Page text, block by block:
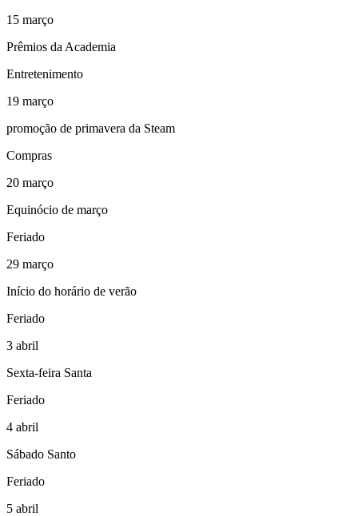
15 março
Prêmios da Academia
Entretenimento
19 março
promoção de primavera da Steam
Compras
20 março
Equinócio de março
Feriado
29 março
Início do horário de verão
Feriado
3 abril
Sexta-feira Santa
Feriado
4 abril
Sábado Santo
Feriado
5 abril